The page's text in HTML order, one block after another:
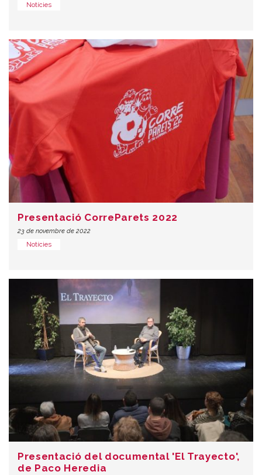
Notícies
Presentació CorreParets 2022
23 de novembre de 2022
Notícies
Presentació del documental 'El Trayecto',
de Paco Heredia